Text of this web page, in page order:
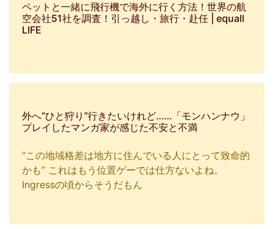
ペットと一緒に飛行機で海外に行く方法！世界の航
空会社51社を調査！引っ越し・旅行・赴任 | equall
LIFE
外へ“ひと狩り”行きたいけれど……「モンハンナウ」
プレイしたマンガ家が感じた不安と不満
“この地域格差は地方に住んでいる人にとって致命的
かも” これはもう位置ゲーでは仕方ないよね。
Ingressの頃からそうだもん